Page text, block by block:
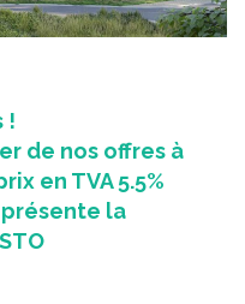
!
de nos offres à
en TVA 5.5%
présente la